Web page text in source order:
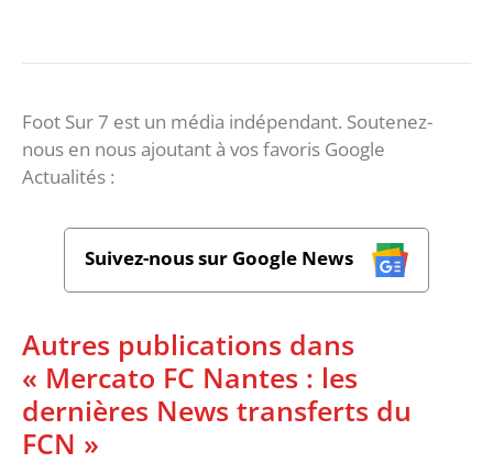
Foot Sur 7 est un média indépendant. Soutenez-
nous en nous ajoutant à vos favoris Google
Actualités :
Suivez-nous sur Google News
Autres publications dans
« Mercato FC Nantes : les
dernières News transferts du
FCN »